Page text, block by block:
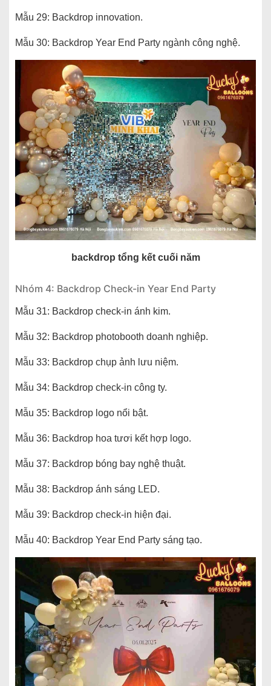
Mẫu 29: Backdrop innovation.
Mẫu 30: Backdrop Year End Party ngành công nghệ.
backdrop tổng kết cuối năm
Nhóm 4: Backdrop Check-in Year End Party
Mẫu 31: Backdrop check-in ánh kim.
Mẫu 32: Backdrop photobooth doanh nghiệp.
Mẫu 33: Backdrop chụp ảnh lưu niệm.
Mẫu 34: Backdrop check-in công ty.
Mẫu 35: Backdrop logo nổi bật.
Mẫu 36: Backdrop hoa tươi kết hợp logo.
Mẫu 37: Backdrop bóng bay nghệ thuật.
Mẫu 38: Backdrop ánh sáng LED.
Mẫu 39: Backdrop check-in hiện đại.
Mẫu 40: Backdrop Year End Party sáng tạo.